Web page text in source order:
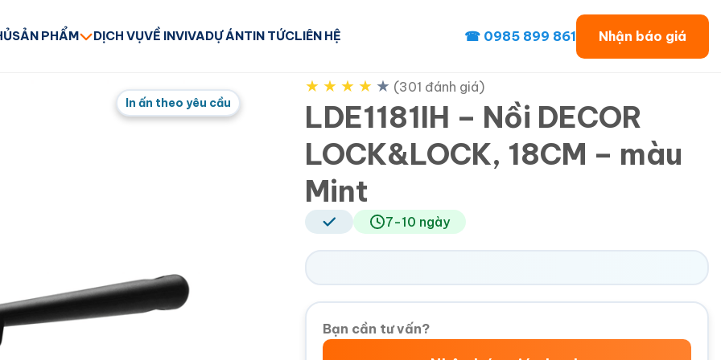
SẢN PHẨM DỊCH VỤVỀ INVIVADỰ ÁNTIN TỨCLIÊN HỆ ☎ 0985 899 861 Nhận báo giá
In ấn theo yêu cầu
★ ★ ★ ★ ★ (301 đánh giá)
LDE1181IH – Nồi DECOR
LOCK&LOCK, 18CM – màu
Mint
7-10 ngày
Bạn cần tư vấn?